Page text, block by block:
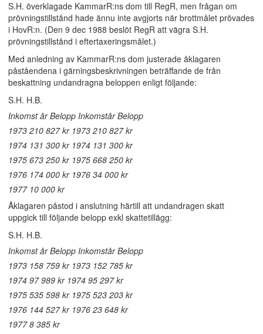
S.H. överklagade KammarR:ns dom till RegR, men frågan om
prövningstillstånd hade ännu inte avgjorts när brottmålet prövades
i HovR:n. (Den 9 dec 1988 beslöt RegR att vägra S.H.
prövningstillstånd i eftertaxeringsmålet.)
Med anledning av KammarR:ns dom justerade åklagaren
påståendena i gärningsbeskrivningen beträffande de från
beskattning undandragna beloppen enligt följande:
S.H. H.B.
Inkomst år Belopp Inkomstår Belopp
1973 210 827 kr 1973 210 827 kr
1974 131 300 kr 1974 131 300 kr
1975 673 250 kr 1975 668 250 kr
1976 174 000 kr 1976 34 000 kr
1977 10 000 kr
Åklagaren påstod i anslutning härtill att undandragen skatt
uppgick till följande belopp exkl skattetillägg:
S.H. H.B.
Inkomst år Belopp Inkomstår Belopp
1973 158 759 kr 1973 152 785 kr
1974 97 989 kr 1974 95 297 kr
1975 535 598 kr 1975 523 203 kr
1976 144 527 kr 1976 23 648 kr
1977 8 385 kr